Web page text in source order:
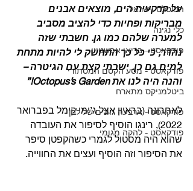
הביטלס וישראל
כלי נגינה
פודקאסט - בריאן אפשטיין
פודקאסט - מסע הקסם המסתורי
ביטלמניקס מתארח
פודקאסט - ארבעה גוונים של לבן
פודקאסט - להקה מגומי
על קרקעית הים, מוצאים אבנים
מבריקות ופחיות כדי להציב מסביב
למערה שלהם כמו גן. חשבתי שזה
נהדר, כי כל כך התחשק לי להיות מתחת
למים גם כן. ישבתי קצת עם הגיטרה –
והנה היה לנו את Octopus’s Garden!”
לאחרונה (בראיון אצל ג’ימי קימל בפברואר
2022), רינגו הוסיף לסיפור את העובדה
שהוא היה מסטול לגמרי כשהקפטן סיפר
את הסיפור וזה הוסיף ועצים את החווייה.